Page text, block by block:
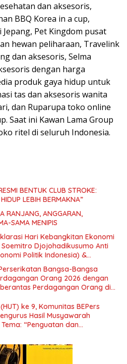
dan aksesoris,
BBQ Korea in a cup,
Pet Kingdom pusat
hewan peliharaan, Travelink
dan aksesoris, Selma
dengan harga
produk gaya hidup untuk
tas dan aksesoris wanita
dan Ruparupa toko online
Saat ini Kawan Lama Group
ritel di seluruh Indonesia.
BENTUK CLUB STROKE:
LEBIH BERMAKNA”
RANJANG, ANGGARAN,
SAMA MENIPIS
Hari Kebangkitan Ekonomi
Soemitro Djojohadikusumo Anti
Politik Indonesia) &
Undang-Undang Perekonomian
Sosial dalam Menata Bangsa
Bangsa-Bangsa
Orang 2026 dengan
Perdagangan Orang di
ke 9, Komunitas BEPers
Hasil Musyawarah
“Penguatan dan